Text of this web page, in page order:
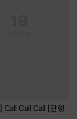
Call Call Call [단행